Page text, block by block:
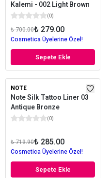
Kalemi - 002 Light Brown
(0)
₺ 700.00₺ 279.00
Cosmetica Üyelerine Özel!
Sepete Ekle
NOTE
Note Silk Tattoo Liner 03
Antique Bronze
(0)
₺ 719.90₺ 285.00
Cosmetica Üyelerine Özel!
Sepete Ekle